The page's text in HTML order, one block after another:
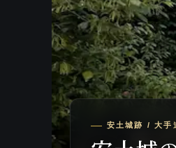
安土城跡 / 大手